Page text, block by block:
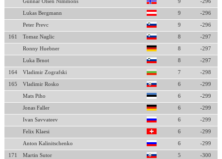
Gunnar Olsen Nimmons 9 -296
Lukas Bergmann 9 -296
Peter Prevc 9 -296
161 Tomaz Naglic 8 -297
Ronny Huebner 8 -297
Luka Brnot 8 -297
164 Vladimir Zografski 7 -298
165 Vladimir Rosko 6 -299
Mats Piho 6 -299
Jonas Faller 6 -299
Ivan Savvateev 6 -299
Felix Klaesi 6 -299
Anton Kalinitschenko 6 -299
171 Martin Sutor 5 -300